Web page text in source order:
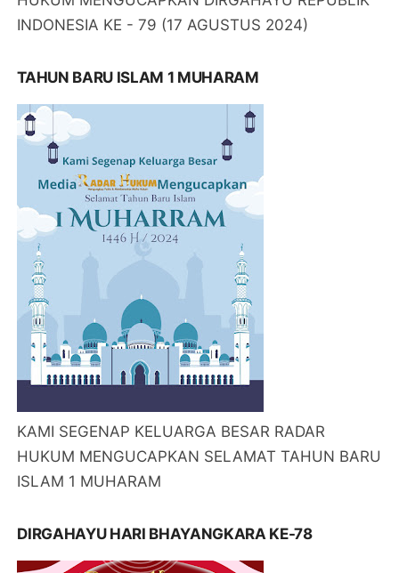
INDONESIA KE - 79 (17 AGUSTUS 2024)
TAHUN BARU ISLAM 1 MUHARAM
KAMI SEGENAP KELUARGA BESAR RADAR
HUKUM MENGUCAPKAN SELAMAT TAHUN BARU
ISLAM 1 MUHARAM
DIRGAHAYU HARI BHAYANGKARA KE-78